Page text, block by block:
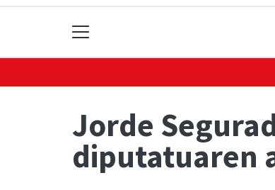
Jorde
diputatuaren